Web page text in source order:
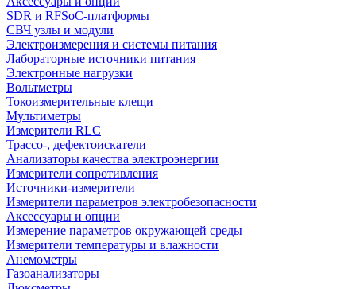
SDR и RFSoC‑платформы
СВЧ узлы и модули
Электроизмерения и системы питания
Лабораторные источники питания
Электронные нагрузки
Вольтметры
Токоизмерительные клещи
Мультиметры
Измерители RLC
Трассо-, дефектоискатели
Анализаторы качества электроэнергии
Измерители сопротивления
Источники-измерители
Измерители параметров электробезопасности
Аксессуары и опции
Измерение параметров окружающей среды
Измерители температуры и влажности
Анемометры
Газоанализаторы